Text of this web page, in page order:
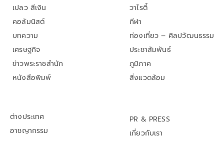
เปลว สีเงิน
คอลัมนิสต์
บทความ
เศรษฐกิจ
ข่าวพระราชสำนัก
หนังสือพิมพ์
วาไรตี้
กีฬา
ท่องเที่ยว – ศิลปวัฒนธรรม
ประชาสัมพันธ์
ภูมิภาค
สิ่งแวดล้อม
ต่างประเทศ
อาชญากรรม
PR & PRESS
เกี่ยวกับเรา